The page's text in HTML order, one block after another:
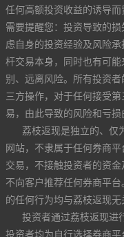
任何高额投资收益的诱导而
需要提醒您：投资导致的
虑自身的投资经验及风险
杆交易本身，同时也有可
别、远离风险。所有投资
三方操作，对于任何接受
易，由此导致的风险和亏损
荔枝返现是独立的、仅
网站，不隶属于任何券商
交易，不接触投资者的资金
不向客户推荐任何券商平
的任何行为均与荔枝返现无
投资者通过荔枝返现进
投资者均为自行选择券商